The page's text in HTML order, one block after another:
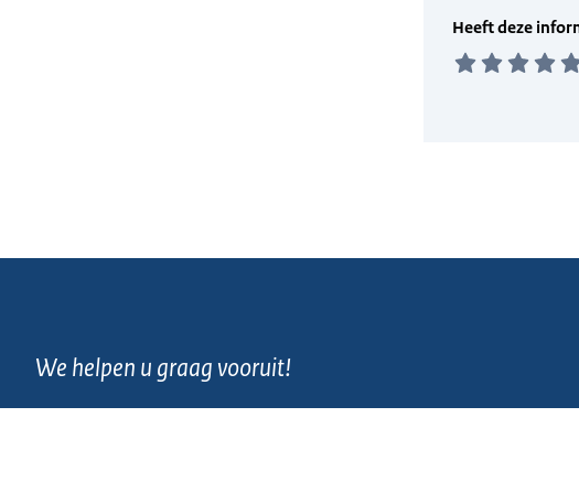
We helpen u graag vooruit!